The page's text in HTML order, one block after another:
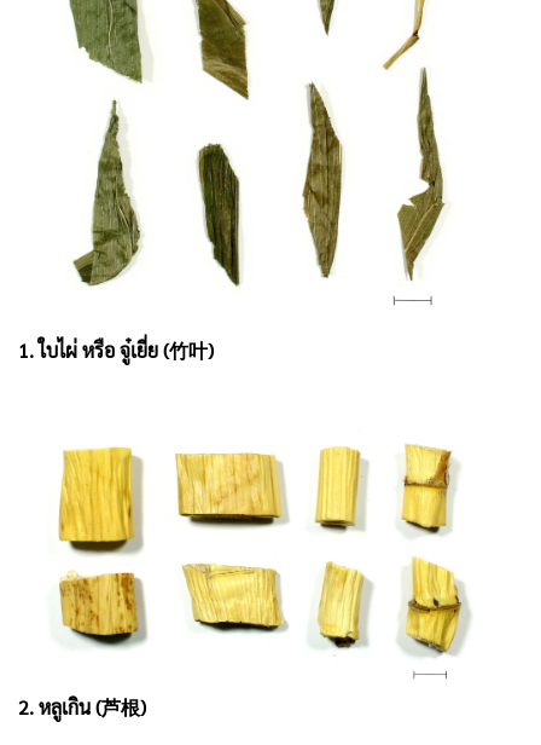
1. ใบไผ่ หรือ จู๋เยี่ย (竹叶)
2. หลูเกิน (芦根)